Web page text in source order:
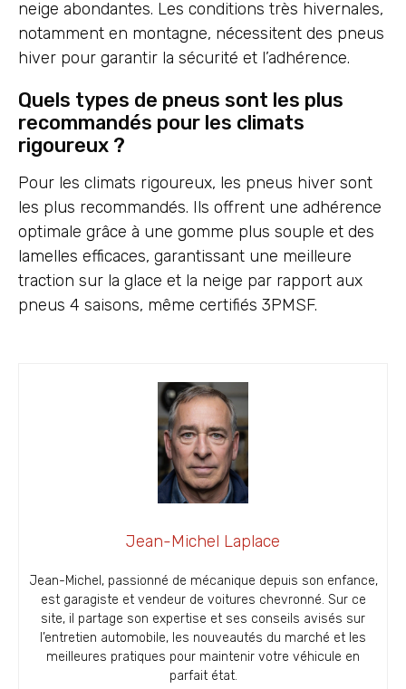
neige abondantes. Les conditions très hivernales,
notamment en montagne, nécessitent des pneus
hiver pour garantir la sécurité et l’adhérence.
Quels types de pneus sont les plus
recommandés pour les climats
rigoureux ?
Pour les climats rigoureux, les pneus hiver sont
les plus recommandés. Ils offrent une adhérence
optimale grâce à une gomme plus souple et des
lamelles efficaces, garantissant une meilleure
traction sur la glace et la neige par rapport aux
pneus 4 saisons, même certifiés 3PMSF.
Jean-Michel Laplace
Jean-Michel, passionné de mécanique depuis son enfance,
est garagiste et vendeur de voitures chevronné. Sur ce
site, il partage son expertise et ses conseils avisés sur
l’entretien automobile, les nouveautés du marché et les
meilleures pratiques pour maintenir votre véhicule en
parfait état.